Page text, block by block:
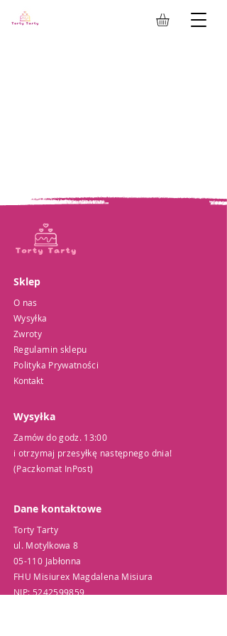
Sklep
O nas
Wysyłka
Zwroty
Regulamin sklepu
Polityka Prywatności
Kontakt
Wysyłka
Zamów do godz. 13:00
i otrzymaj przesyłkę następnego dnia!
(Paczkomat InPost)
Dane kontaktowe
Torty Tarty
ul. Motylkowa 8
05-110 Jabłonna
FHU Misiurex Magdalena Misiura
NIP:5242599859